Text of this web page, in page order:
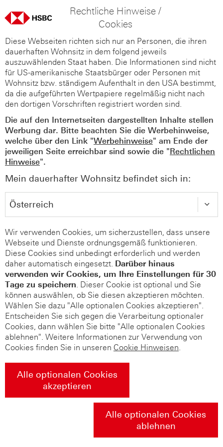
Rechtliche Hinweise /
Cookies
Diese Webseiten richten sich nur an Personen, die ihren
dauerhaften Wohnsitz in dem folgend jeweils
auszuwählenden Staat haben. Die Informationen sind nicht
für US-amerikanische Staatsbürger oder Personen mit
Wohnsitz bzw. ständigem Aufenthalt in den USA bestimmt,
da die aufgeführten Wertpapiere regelmäßig nicht nach
den dortigen Vorschriften registriert worden sind.
Die auf den Internetseiten dargestellten Inhalte stellen
Werbung dar. Bitte beachten Sie die Werbehinweise,
welche über den Link "Werbehinweise" am Ende der
jeweiligen Seite erreichbar sind sowie die "Rechtlichen
Hinweise".
Mein dauerhafter Wohnsitz befindet sich in:
Wir verwenden Cookies, um sicherzustellen, dass unsere
Webseite und Dienste ordnungsgemäß funktionieren.
Diese Cookies sind unbedingt erforderlich und werden
daher automatisch eingesetzt. Darüber hinaus
verwenden wir Cookies, um Ihre Einstellungen für 30
Tage zu speichern. Dieser Cookie ist optional und Sie
können auswählen, ob Sie diesen akzeptieren möchten.
Wählen Sie dazu "Alle optionalen Cookies akzeptieren".
Entscheiden Sie sich gegen die Verarbeitung optionaler
Cookies, dann wählen Sie bitte "Alle optionalen Cookies
ablehnen". Weitere Informationen zur Verwendung von
Cookies finden Sie in unseren Cookie Hinweisen.
Alle optionalen Cookies
akzeptieren
Alle optionalen Cookies
ablehnen